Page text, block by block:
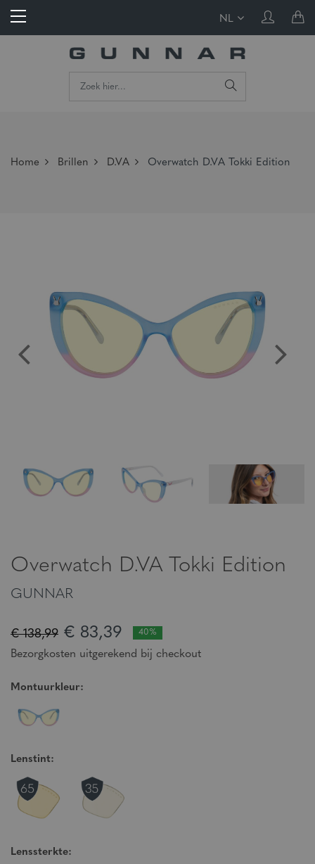
NL
Home Brillen D.VA Overwatch D.VA Tokki Edition
Overwatch D.VA Tokki Edition
GUNNAR
€ 138,99 € 83,39 40%
Bezorgkosten uitgerekend bij checkout
Montuurkleur:
Lenstint:
Lenssterkte: